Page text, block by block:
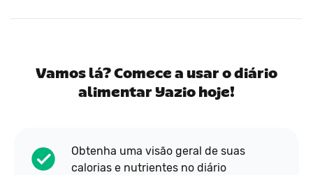
Vamos lá? Comece a usar o diário
alimentar Yazio hoje!
Obtenha uma visão geral de suas
calorias e nutrientes no diário